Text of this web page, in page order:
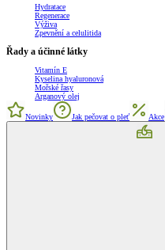
Hydratace
Regenerace
Výživa
Zpevnění a celulitida
Řady a účinné látky
Vitamín E
Kyselina hyaluronová
Mořské řasy
Arganový olej
Novinky Jak pečovat o pleť Akce